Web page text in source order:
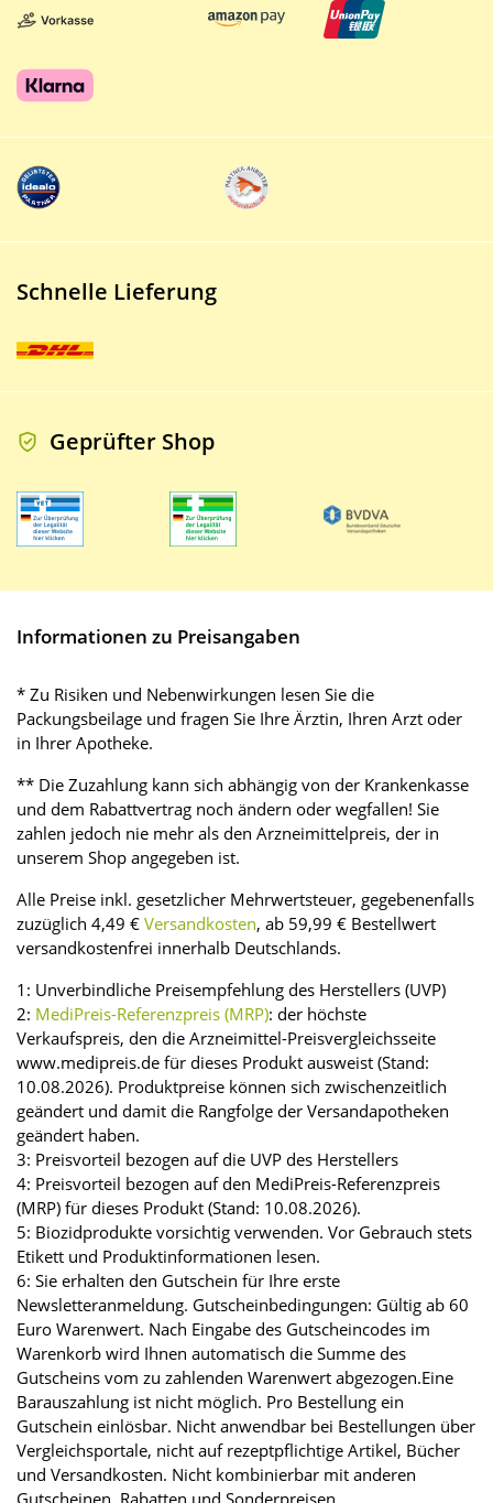
Schnelle Lieferung
Geprüfter Shop
Informationen zu Preisangaben
* Zu Risiken und Nebenwirkungen lesen Sie die
Packungsbeilage und fragen Sie Ihre Ärztin, Ihren Arzt oder
in Ihrer Apotheke.
** Die Zuzahlung kann sich abhängig von der Krankenkasse
und dem Rabattvertrag noch ändern oder wegfallen! Sie
zahlen jedoch nie mehr als den Arzneimittelpreis, der in
unserem Shop angegeben ist.
Alle Preise inkl. gesetzlicher Mehrwertsteuer, gegebenenfalls
zuzüglich 4,49 € Versandkosten, ab 59,99 € Bestellwert
versandkostenfrei innerhalb Deutschlands.
1: Unverbindliche Preisempfehlung des Herstellers (UVP)
2: MediPreis-Referenzpreis (MRP): der höchste
Verkaufspreis, den die Arzneimittel-Preisvergleichsseite
www.medipreis.de für dieses Produkt ausweist (Stand:
10.08.2026). Produktpreise können sich zwischenzeitlich
geändert und damit die Rangfolge der Versandapotheken
geändert haben.
3: Preisvorteil bezogen auf die UVP des Herstellers
4: Preisvorteil bezogen auf den MediPreis-Referenzpreis
(MRP) für dieses Produkt (Stand: 10.08.2026).
5: Biozidprodukte vorsichtig verwenden. Vor Gebrauch stets
Etikett und Produktinformationen lesen.
6: Sie erhalten den Gutschein für Ihre erste
Newsletteranmeldung. Gutscheinbedingungen: Gültig ab 60
Euro Warenwert. Nach Eingabe des Gutscheincodes im
Warenkorb wird Ihnen automatisch die Summe des
Gutscheins vom zu zahlenden Warenwert abgezogen.Eine
Barauszahlung ist nicht möglich. Pro Bestellung ein
Gutschein einlösbar. Nicht anwendbar bei Bestellungen über
Vergleichsportale, nicht auf rezeptpflichtige Artikel, Bücher
und Versandkosten. Nicht kombinierbar mit anderen